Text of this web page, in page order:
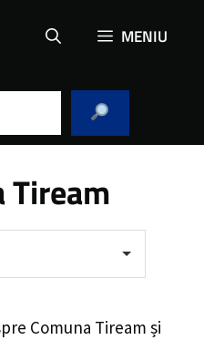
MENIU
Tiream
Comuna Tiream și